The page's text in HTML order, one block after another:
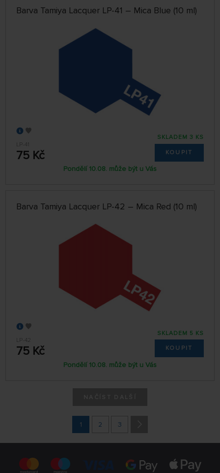
Barva Tamiya Lacquer LP-41 – Mica Blue (10 ml)
LP-41
75 Kč
SKLADEM 3 KS
KOUPIT
Pondělí 10.08. může být u Vás
Barva Tamiya Lacquer LP-42 – Mica Red (10 ml)
LP-42
75 Kč
SKLADEM 5 KS
KOUPIT
Pondělí 10.08. může být u Vás
1 2 3